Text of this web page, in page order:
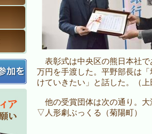
表彰式は中央区の熊日本社で
万円を手渡した。平野部長は
けていきたい」と話した。（
他の受賞団体は次の通り。
▽人形劇ぶっくる（菊陽町）